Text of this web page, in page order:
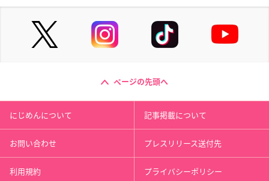
ページの先頭へ
にじめんについて 記事掲載について
お問い合わせ プレスリリース送付先
利用規約 プライバシーポリシー